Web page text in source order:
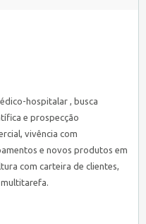
hospitalar , busca
e prospecção
vivência com
e novos produtos em
com carteira de clientes,